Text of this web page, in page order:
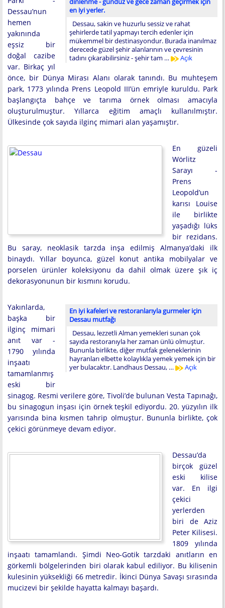
en iyi yerler.
Dessau, sakin ve huzurlu sessiz ve rahat
şehirlerde tatil yapmayı tercih edenler için
mükemmel bir destinasyondur. Burada inanılmaz
derecede güzel şehir alanlarının ve çevresinin
tadını çıkarabilirsiniz - şehir tam …
Açık
Dessau’nun
hemen
yakınında
eşsiz bir
doğal cazibe
var. Birkaç yıl
önce, bir Dünya Mirası Alanı olarak tanındı. Bu muhteşem
park, 1773 yılında Prens Leopold III’ün emriyle kuruldu. Park
başlangıçta bahçe ve tarıma örnek olması amacıyla
oluşturulmuştur. Yıllarca eğitim amaçlı kullanılmıştır.
Ülkesinde çok sayıda ilginç mimari alan yaşamıştır.
En güzeli
Wörlitz
Sarayı -
Prens
Leopold’un
karısı Louise
ile birlikte
yaşadığı lüks
bir rezidans.
Bu saray, neoklasik tarzda inşa edilmiş Almanya’daki ilk
binaydı. Yıllar boyunca, güzel konut antika mobilyalar ve
porselen ürünler koleksiyonu da dahil olmak üzere şık iç
dekorasyonunun bir kısmını korudu.
En iyi kafeleri ve restoranlarıyla gurmeler için
Dessau mutfağı
Dessau, lezzetli Alman yemekleri sunan çok
sayıda restoranıyla her zaman ünlü olmuştur.
Bununla birlikte, diğer mutfak geleneklerinin
hayranları elbette kolaylıkla yemek yemek için bir
yer bulacaktır. Landhaus Dessau, …
Açık
Yakınlarda,
başka bir
ilginç mimari
anıt var -
1790 yılında
inşaatı
tamamlanmış
eski bir
sinagog. Resmi verilere göre, Tivoli’de bulunan Vesta Tapınağı,
bu sinagogun inşası için örnek teşkil ediyordu. 20. yüzyılın ilk
yarısında bina kısmen tahrip olmuştur. Bununla birlikte, çok
çekici görünmeye devam ediyor.
Dessau’da
birçok güzel
eski kilise
var. En ilgi
çekici
yerlerden
biri de Aziz
Peter Kilisesi.
1809 yılında
inşaatı tamamlandı. Şimdi Neo-Gotik tarzdaki anıtların en
görkemli bölgelerinden biri olarak kabul ediliyor. Bu kilisenin
kulesinin yüksekliği 66 metredir. İkinci Dünya Savaşı sırasında
mucizevi bir şekilde hayatta kalmayı başardı.